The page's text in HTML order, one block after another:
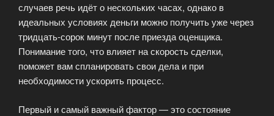
случаев речь идёт о нескольких часах, однако в
идеальных условиях деньги можно получить уже через
тридцать-сорок минут после приезда оценщика.
Понимание того, что влияет на скорость сделки,
поможет вам спланировать свои дела и при
необходимости ускорить процесс.
Первый и самый важный фактор — это состояние